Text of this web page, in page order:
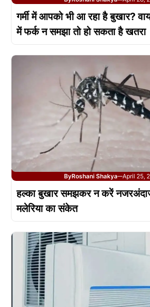
गर्मी में आपको भी आ रहा है बुखार?
में फर्क न समझा तो हो सकता है खतरा
ByRoshani Shakya—April 25,
हल्का बुखार समझकर न करें
मलेरिया का संकेत